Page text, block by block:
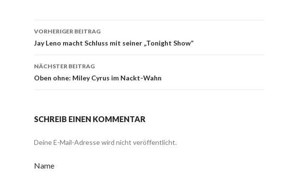
Beitragsnavigation
VORHERIGER BEITRAG
Jay Leno macht Schluss mit seiner „Tonight Show“
NÄCHSTER BEITRAG
Oben ohne: Miley Cyrus im Nackt-Wahn
SCHREIB EINEN KOMMENTAR
Deine E-Mail-Adresse wird nicht veröffentlicht.
Name